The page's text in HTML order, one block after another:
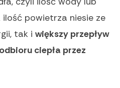
ilość powietrza niesie ze
tak i większy przepływ
ciepła przez